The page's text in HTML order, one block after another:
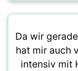
Da wir
hat mir auch
intensiv mit